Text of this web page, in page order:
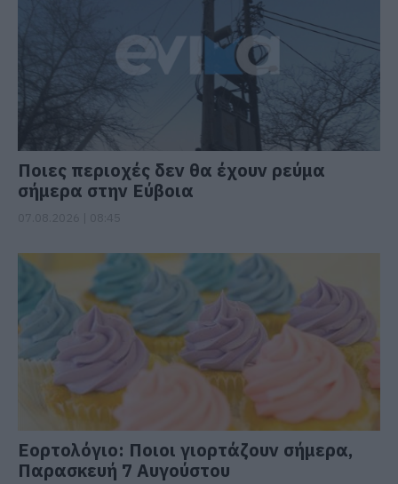
Ποιες περιοχές δεν θα έχουν ρεύμα
σήμερα στην Εύβοια
Εορτολόγιο: Ποιοι γιορτάζουν σήμερα,
Παρασκευή 7 Αυγούστου